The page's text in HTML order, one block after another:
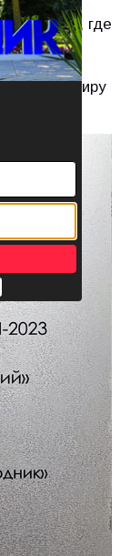
в Сочи, где
Владимиру